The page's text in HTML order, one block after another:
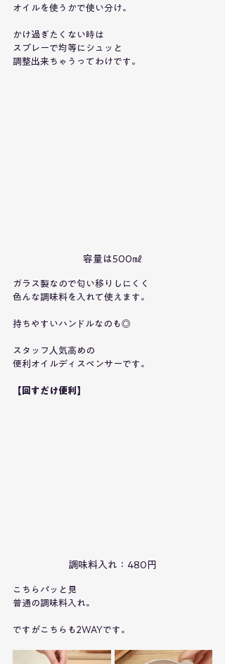
オイルを使うかで使い分け。
かけ過ぎたくない時は
スプレーで均等にシュッと
調整出来ちゃうってわけです。
容量は500㎖
ガラス製なので匂い移りしにくく
色んな調味料を入れて使えます。
持ちやすいハンドルなのも◎
スタッフ人気高めの
便利オイルディスペンサーです。
【回すだけ便利】
調味料入れ：480円
こちらパッと見
普通の調味料入れ。
ですがこちらも2WAYです。